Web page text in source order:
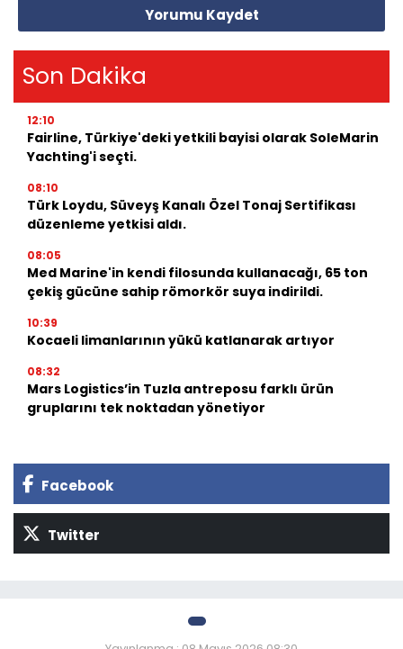
Yorumu Kaydet
Son Dakika
12:10
Fairline, Türkiye'deki yetkili bayisi olarak SoleMarin
Yachting'i seçti.
08:10
Türk Loydu, Süveyş Kanalı Özel Tonaj Sertifikası
düzenleme yetkisi aldı.
08:05
Med Marine'in kendi filosunda kullanacağı, 65 ton
çekiş gücüne sahip römorkör suya indirildi.
10:39
Kocaeli limanlarının yükü katlanarak artıyor
08:32
Mars Logistics’in Tuzla antreposu farklı ürün
gruplarını tek noktadan yönetiyor
Facebook
Twitter